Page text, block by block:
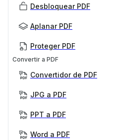
Desbloquear PDF
Aplanar PDF
Proteger PDF
Convertir a PDF
Convertidor de PDF
JPG a PDF
PPT a PDF
Word a PDF